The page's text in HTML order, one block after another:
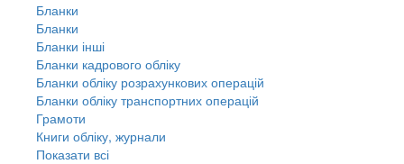
Бланки
Бланки
Бланки інші
Бланки кадрового обліку
Бланки обліку розрахункових операцій
Бланки обліку транспортних операцій
Грамоти
Книги обліку, журнали
Показати всі